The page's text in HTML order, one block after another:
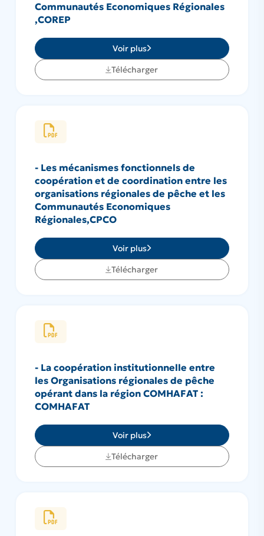
Communautés Economiques Régionales
,COREP
Voir plus
Télécharger
- Les mécanismes fonctionnels de
coopération et de coordination entre les
organisations régionales de pêche et les
Communautés Economiques
Régionales,CPCO
Voir plus
Télécharger
- La coopération institutionnelle entre
les Organisations régionales de pêche
opérant dans la région COMHAFAT :
COMHAFAT
Voir plus
Télécharger